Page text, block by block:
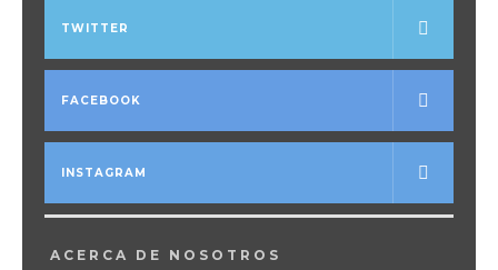
TWITTER
FACEBOOK
INSTAGRAM
ACERCA DE NOSOTROS